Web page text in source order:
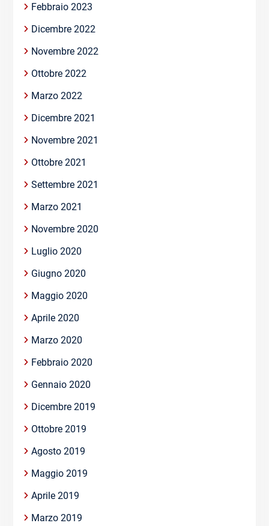
Febbraio 2023
Dicembre 2022
Novembre 2022
Ottobre 2022
Marzo 2022
Dicembre 2021
Novembre 2021
Ottobre 2021
Settembre 2021
Marzo 2021
Novembre 2020
Luglio 2020
Giugno 2020
Maggio 2020
Aprile 2020
Marzo 2020
Febbraio 2020
Gennaio 2020
Dicembre 2019
Ottobre 2019
Agosto 2019
Maggio 2019
Aprile 2019
Marzo 2019